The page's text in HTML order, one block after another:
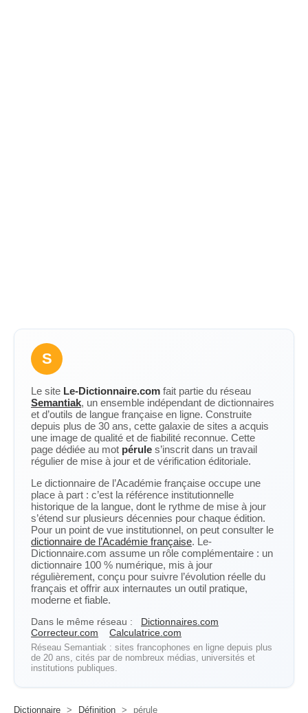
S
Le site Le-Dictionnaire.com fait partie du réseau
Semantiak, un ensemble indépendant de dictionnaires
et d’outils de langue française en ligne. Construite
depuis plus de 30 ans, cette galaxie de sites a acquis
une image de qualité et de fiabilité reconnue. Cette
page dédiée au mot pérule s’inscrit dans un travail
régulier de mise à jour et de vérification éditoriale.
Le dictionnaire de l’Académie française occupe une
place à part : c’est la référence institutionnelle
historique de la langue, dont le rythme de mise à jour
s’étend sur plusieurs décennies pour chaque édition.
Pour un point de vue institutionnel, on peut consulter le
dictionnaire de l’Académie française. Le-
Dictionnaire.com assume un rôle complémentaire : un
dictionnaire 100 % numérique, mis à jour
régulièrement, conçu pour suivre l’évolution réelle du
français et offrir aux internautes un outil pratique,
moderne et fiable.
Dans le même réseau :
Dictionnaires.com
Correcteur.com
Calculatrice.com
Réseau Semantiak : sites francophones en ligne depuis plus
de 20 ans, cités par de nombreux médias, universités et
institutions publiques.
Dictionnaire > Définition > pérule